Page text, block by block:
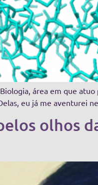
área em que
eu já me aventurei
olhos